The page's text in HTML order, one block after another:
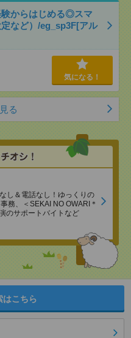
験からはじめる◎スマ
など）/eg_sp3F[アル
気になる！
る
し＆電話なし！ゆっくりの
務、＜SEKAI NO OWARI＊
のサポートバイトなど
はこちら